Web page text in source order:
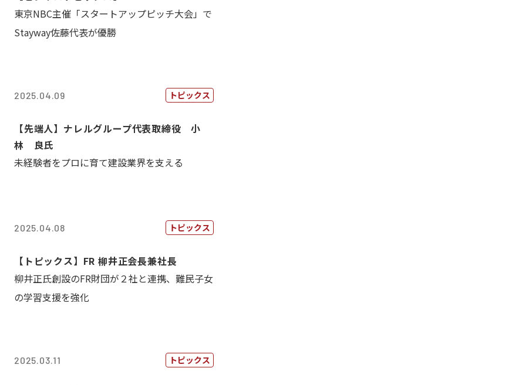
東京NBC主催「スタートアップピッチ大会」で
Stayway佐藤代表が優勝
2025.04.09 トピックス
【先端人】ナレルグループ代表取締役 小
林 良氏
未経験者をプロに育て建設業界を支える
2025.04.08 トピックス
【トピックス】FR 柳井正会長兼社長
柳井正氏創設のFR財団が２社と連携、難民子女
の学習支援を強化
2025.03.11 トピックス